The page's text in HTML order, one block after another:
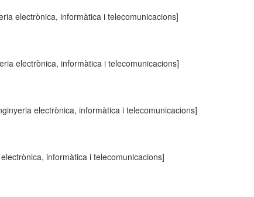
electrònica, informàtica i telecomunicacions]
electrònica, informàtica i telecomunicacions]
electrònica, informàtica i telecomunicacions]
informàtica i telecomunicacions]